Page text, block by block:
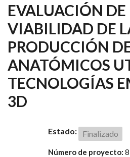
EVALUACIÓN DE
VIABILIDAD DE
PRODUCCIÓN
ANATÓMICOS
TECNOLOGÍAS
3D
Estado: Finalizado
Número de proyecto: